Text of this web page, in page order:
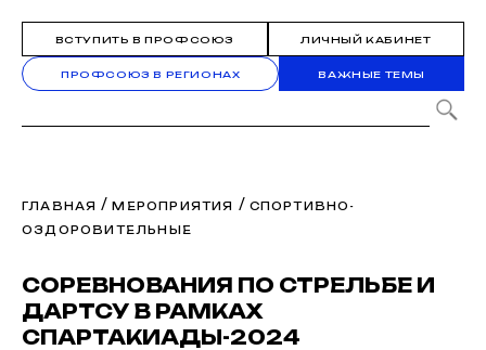
ВСТУПИТЬ В ПРОФСОЮЗ ЛИЧНЫЙ КАБИНЕТ
ПРОФСОЮЗ В РЕГИОНАХ ВАЖНЫЕ ТЕМЫ
ГЛАВНАЯ /МЕРОПРИЯТИЯ / СПОРТИВНО-
ОЗДОРОВИТЕЛЬНЫЕ
СОРЕВНОВАНИЯ ПО СТРЕЛЬБЕ И
ДАРТСУ В РАМКАХ
СПАРТАКИАДЫ-2024